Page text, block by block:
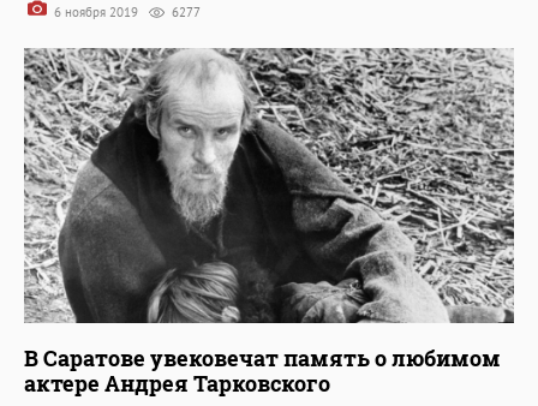
6 ноября 2019 6277
В Саратове увековечат память о любимом
актере Андрея Тарковского